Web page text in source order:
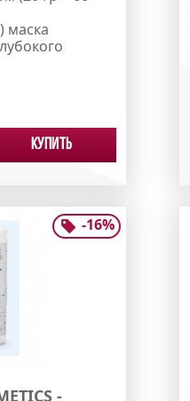
маска
Купить
-16%
-